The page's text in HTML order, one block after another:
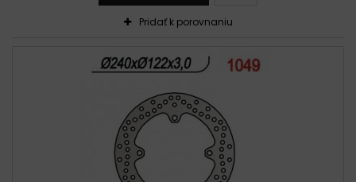
Pridať k porovnaniu